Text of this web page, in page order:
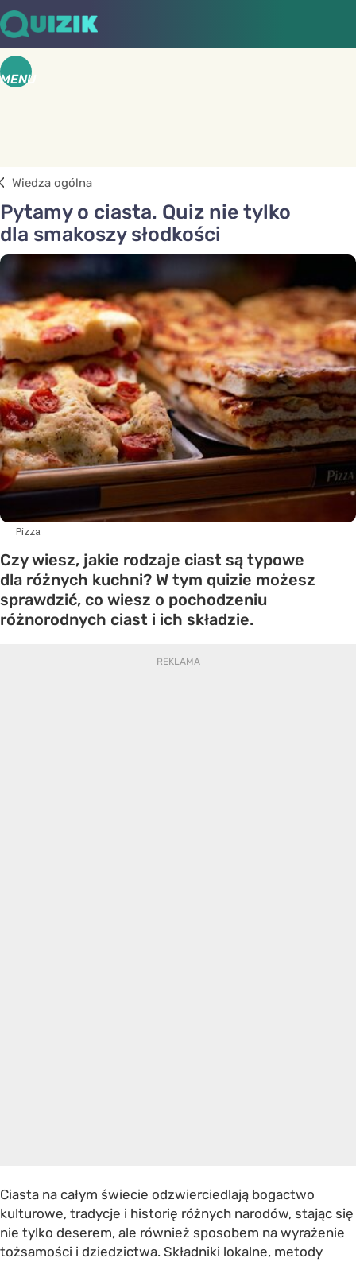
MENU
Wiedza ogólna
Pytamy o ciasta. Quiz nie tylko
dla smakoszy słodkości
Pizza
Czy wiesz, jakie rodzaje ciast są typowe
dla różnych kuchni? W tym quizie możesz
sprawdzić, co wiesz o pochodzeniu
różnorodnych ciast i ich składzie.
Ciasta na całym świecie odzwierciedlają bogactwo
kulturowe, tradycje i historię różnych narodów, stając się
nie tylko deserem, ale również sposobem na wyrażenie
tożsamości i dziedzictwa. Składniki lokalne, metody